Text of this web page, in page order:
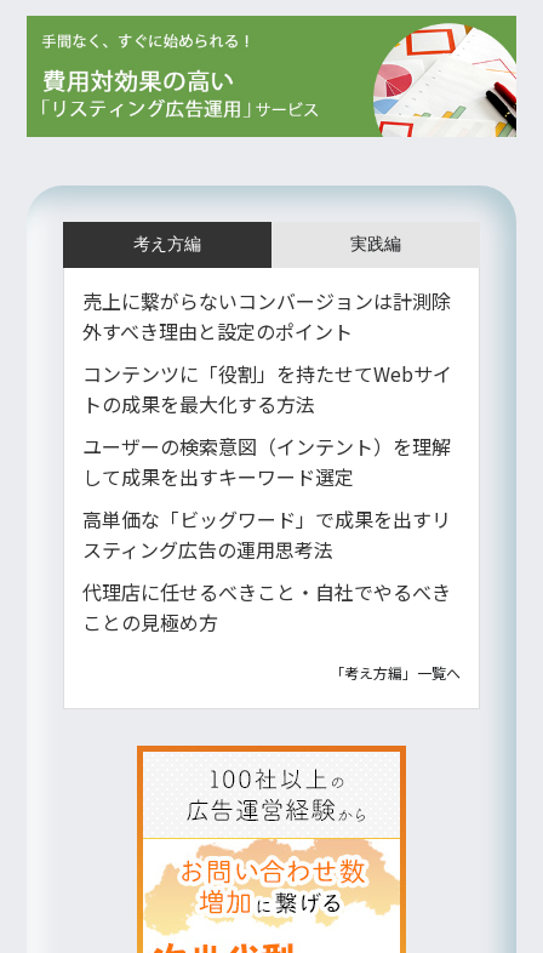
考え方編 実践編
売上に繋がらないコンバージョンは計測除
外すべき理由と設定のポイント
コンテンツに「役割」を持たせてWebサイ
トの成果を最大化する方法
ユーザーの検索意図（インテント）を理解
して成果を出すキーワード選定
高単価な「ビッグワード」で成果を出すリ
スティング広告の運用思考法
代理店に任せるべきこと・自社でやるべき
ことの見極め方
「考え方編」一覧へ